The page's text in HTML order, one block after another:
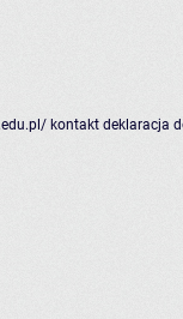
kontakt deklaracja